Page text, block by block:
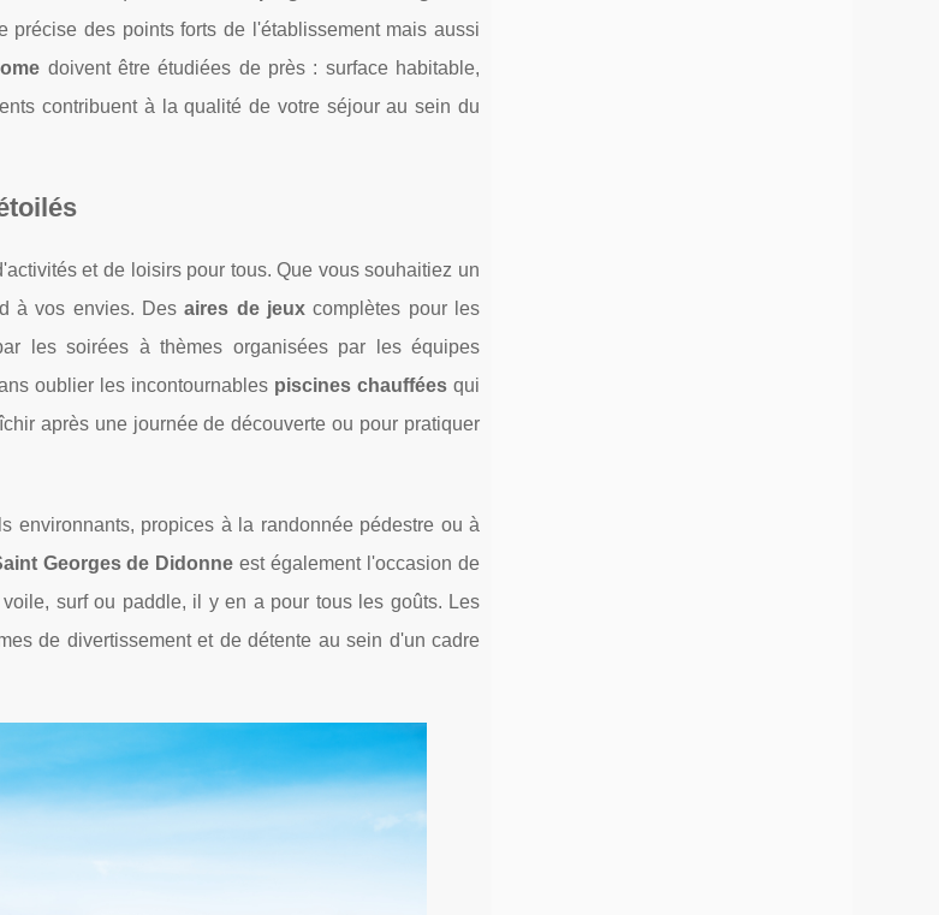
des points forts de l'établissement mais aussi
doivent être étudiées de près : surface habitable,
contribuent à la qualité de votre séjour au sein du
et de loisirs pour tous. Que vous souhaitiez un
à vos envies. Desaires de jeux complètes pour les
les soirées à thèmes organisées par les équipes
oublier les incontournables piscines chauffées qui
après une journée de découverte ou pour pratiquer
environnants, propices à la randonnée pédestre ou à
Georges de Didonne est également l'occasion de
surf ou paddle, il y en a pour tous les goûts. Les
de divertissement et de détente au sein d'un cadre